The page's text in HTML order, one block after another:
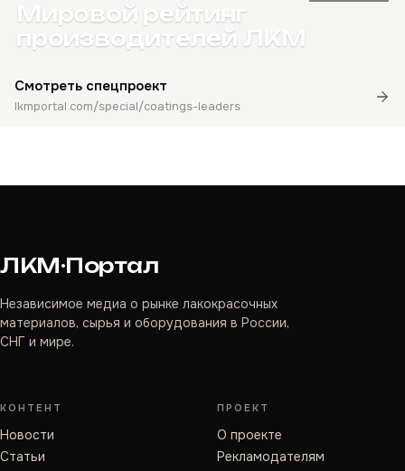
Мировой рейтинг
производителей ЛКМ
Смотреть спецпроект
lkmportal.com/special/coatings-leaders
ЛКМ·Портал
Независимое медиа о рынке лакокрасочных
материалов, сырья и оборудования в России,
СНГ и мире.
КОНТЕНТ
Новости
Статьи
ПРОЕКТ
О проекте
Рекламодателям